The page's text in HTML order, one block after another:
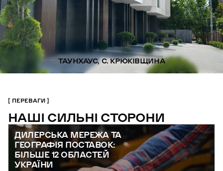
ТАУНХАУС, С. КРЮКІВЩИНА
ПЕРЕВАГИ
НАШІ СИЛЬНІ СТОРОНИ
ДИЛЕРСЬКА МЕРЕЖА ТА
ГЕОГРАФІЯ ПОСТАВОК:
БІЛЬШЕ 12 ОБЛАСТЕЙ
УКРАЇНИ